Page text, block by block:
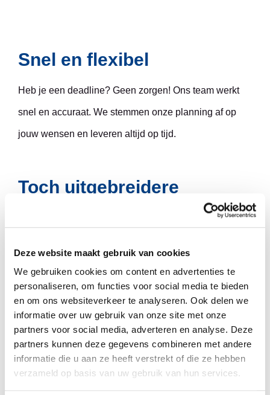
Deze website maakt gebruik van cookies
We gebruiken cookies om content en advertenties te
personaliseren, om functies voor social media te bieden
en om ons websiteverkeer te analyseren. Ook delen we
informatie over uw gebruik van onze site met onze
partners voor social media, adverteren en analyse. Deze
partners kunnen deze gegevens combineren met andere
informatie die u aan ze heeft verstrekt of die ze hebben
verzameld op basis van uw gebruik van hun services.
Snel en flexibel
Heb je een deadline? Geen zorgen! Ons team werkt
snel en accuraat. We stemmen onze planning af op
jouw wensen en leveren altijd op tijd.
Toch uitgebreidere
of voice? Dan kun je gebruikmaken van onze redactie-
of eindredactiediensten. Bij die diensten zorgen we
voor een volledige tekstcontrole, zodat je tekst niet
alleen foutloos is, maar ook helder gestructureerd en
overtuigend.